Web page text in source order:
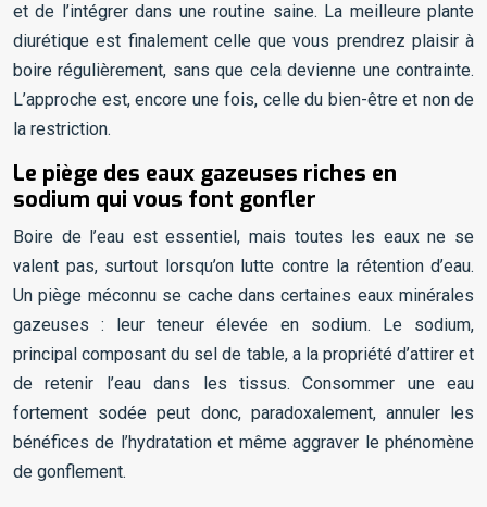
et de l’intégrer dans une routine saine. La meilleure plante
diurétique est finalement celle que vous prendrez plaisir à
boire régulièrement, sans que cela devienne une contrainte.
L’approche est, encore une fois, celle du bien-être et non de
la restriction.
Le piège des eaux gazeuses riches en
sodium qui vous font gonfler
Boire de l’eau est essentiel, mais toutes les eaux ne se
valent pas, surtout lorsqu’on lutte contre la rétention d’eau.
Un piège méconnu se cache dans certaines eaux minérales
gazeuses : leur teneur élevée en sodium. Le sodium,
principal composant du sel de table, a la propriété d’attirer et
de retenir l’eau dans les tissus. Consommer une eau
fortement sodée peut donc, paradoxalement, annuler les
bénéfices de l’hydratation et même aggraver le phénomène
de gonflement.